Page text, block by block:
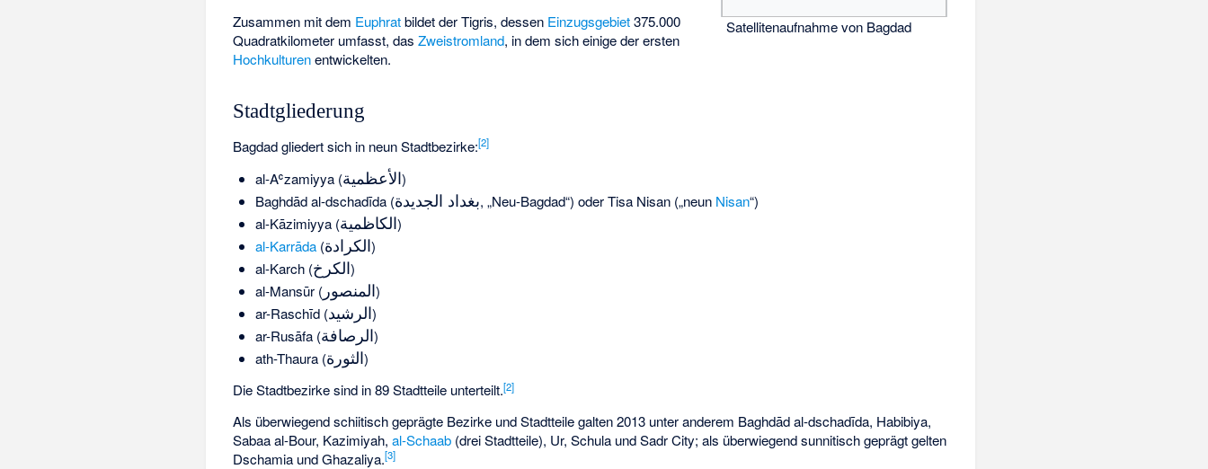
Satellitenaufnahme von Bagdad
Zusammen mit dem Euphratbildet der Tigris, dessen Einzugsgebiet375.000
Quadratkilometer umfasst, dasZweistromland, in dem sich einige der ersten
Hochkulturenentwickelten.
Stadtgliederung
Bagdad gliedert sich in neun Stadtbezirke:[2]
al-Aʿzamiyya(الأعظمية)
Baghdād al-dschadīda(بغداد الجديدة, „Neu-Bagdad“) oder Tisa Nisan („neun Nisan“)
al-Kāzimiyya(الكاظمية)
al-Karrāda(الكرادة)
al-Karch(الكرخ)
al-Mansūr(المنصور)
ar-Raschīd(الرشيد)
ar-Rusāfa(الرصافة)
ath-Thaura(الثورة)
Die Stadtbezirke sind in 89 Stadtteile unterteilt.[2]
Als überwiegend schiitisch geprägte Bezirke und Stadtteile galten 2013 unter anderem Baghdād al-dschadīda, Habibiya,
Sabaa al-Bour, Kazimiyah,al-Schaab (drei Stadtteile), Ur, Schula und Sadr City; als überwiegend sunnitisch geprägt gelten
Dschamia und Ghazaliya.[3]